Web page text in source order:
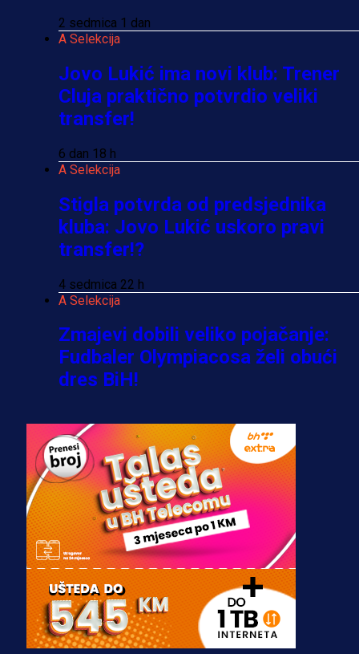
2 sedmica 1 dan
A Selekcija
Jovo Lukić ima novi klub: Trener
Cluja praktično potvrdio veliki
transfer!
6 dan 18 h
A Selekcija
Stigla potvrda od predsjednika
kluba: Jovo Lukić uskoro pravi
transfer!?
4 sedmica 22 h
A Selekcija
Zmajevi dobili veliko pojačanje:
Fudbaler Olympiacosa želi obući
dres BiH!
Premijer liga BiH
Misimović priveden: SIPA ga tereti
za pranje novca, pretresaju
prostorije FK Borac!
2 sedmica 3 dan
Reprezentacije
Bio je uhapšen s Tijanom Ajfon u
BiH, a sada sudi finale Svjetskog
prvenstva!